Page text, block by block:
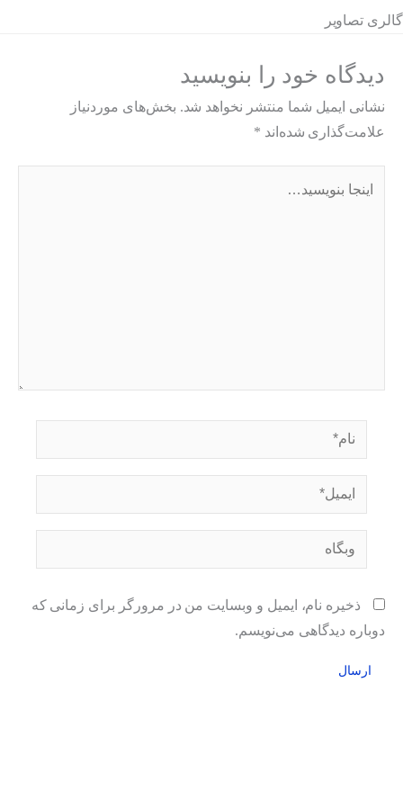
گالری تصاویر
دیدگاه‌ خود را بنویسید
نشانی ایمیل شما منتشر نخواهد شد. بخش‌های موردنیاز
علامت‌گذاری شده‌اند *
بنویسید…
نام*
ایمیل*
وبگاه
ذخیره نام، ایمیل و وبسایت من در مرورگر برای زمانی که
دوباره دیدگاهی می‌نویسم.